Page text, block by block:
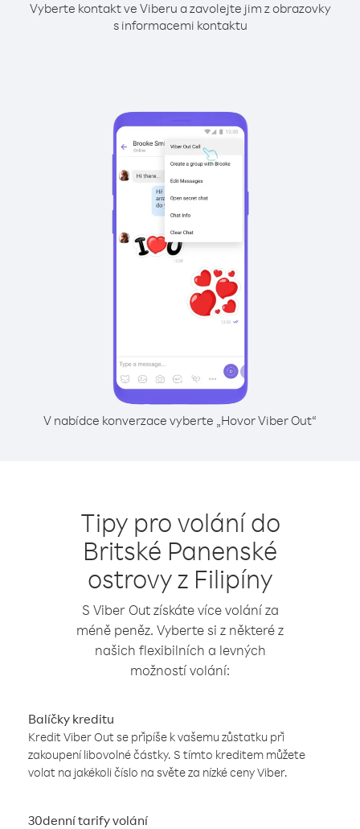
Vyberte kontakt ve Viberu a zavolejte jim z obrazovky
s informacemi kontaktu
V nabídce konverzace vyberte „Hovor Viber Out“
Tipy pro volání do
Britské Panenské
ostrovy z Filipíny
S Viber Out získáte více volání za
méně peněz. Vyberte si z některé z
našich flexibilních a levných
možností volání:
Balíčky kreditu
Kredit Viber Out se připíše k vašemu zůstatku při
zakoupení libovolné částky. S tímto kreditem můžete
volat na jakékoli číslo na světe za nízké ceny Viber.
30denní tarify volání